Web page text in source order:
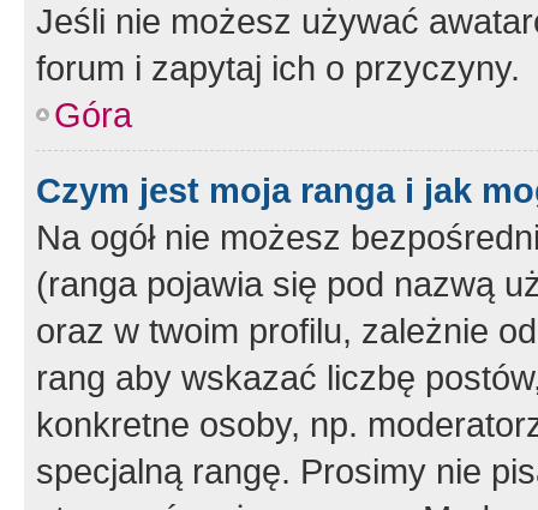
Jeśli nie możesz używać
forum i zapytaj ich o przyczyny.
Góra
Czym jest moja ranga i jak
Na ogół nie możesz
(ranga pojawia się pod nazwą
oraz w twoim profilu, zależnie
rang aby wskazać liczbę
konkretne osoby, np.
specjalną rangę. Prosimy nie